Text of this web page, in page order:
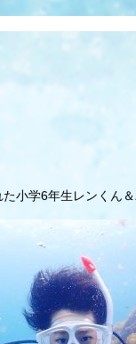
小学6年生レンくん